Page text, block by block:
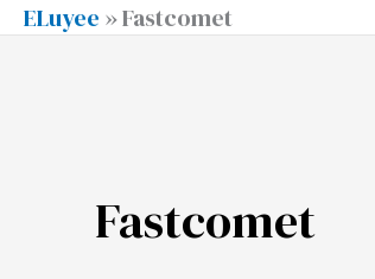
ELuyee »Fastcomet
Fastcomet